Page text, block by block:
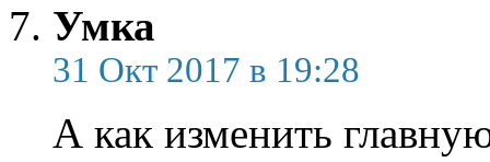
Умка
31 Окт 2017 в 19:28
А как изменить